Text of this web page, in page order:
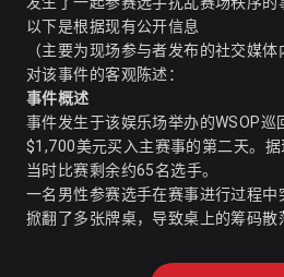
以下是根据现有公开信息
（主要为现场参与者发布的社交媒体
对该事件的客观陈述：
事件概述
事件发生于该娱乐场举办的WSOP巡
$1,700美元买入主赛事的第二天。据
当时比赛剩余约65名选手。
一名男性参赛选手在赛事进行过程中
掀翻了多张牌桌，导致桌上的筹码散